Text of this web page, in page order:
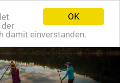
OK
der
damit einverstanden.